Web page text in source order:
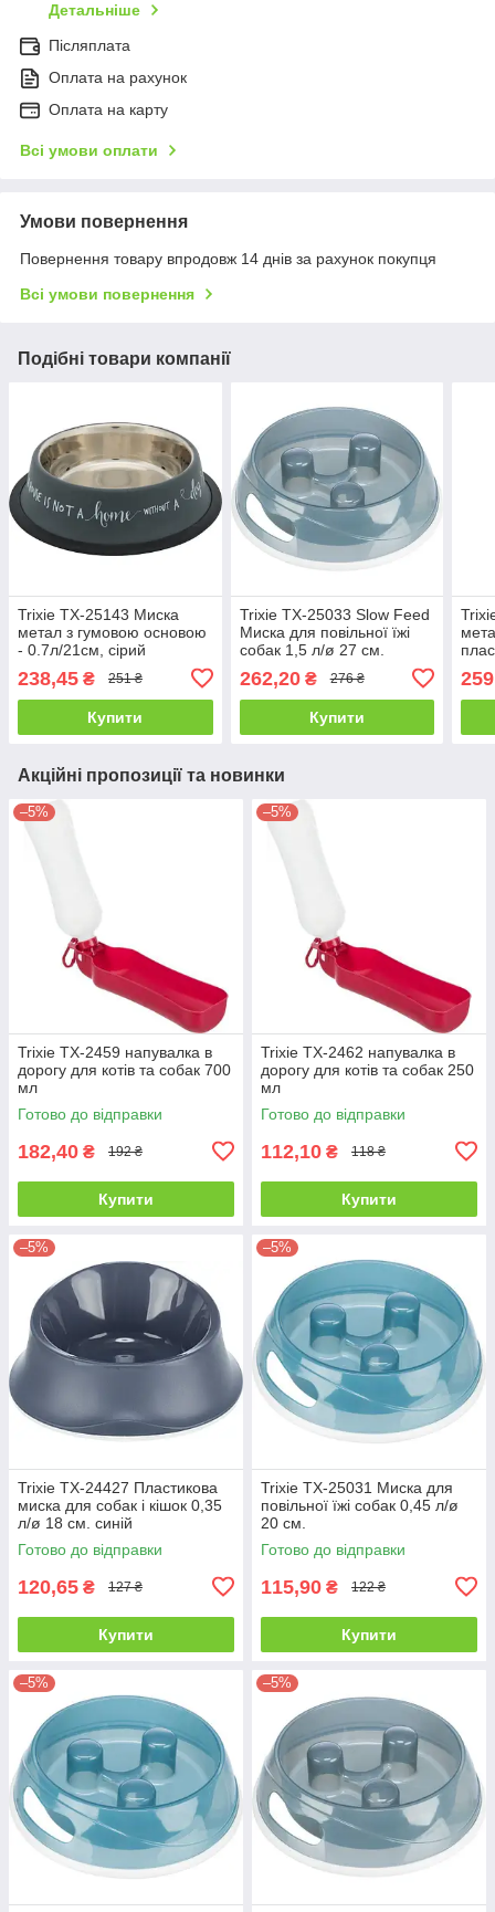
Детальніше
Післяплата
Оплата на рахунок
Оплата на карту
Всі умови оплати
Умови повернення
Повернення товару впродовж 14 днів за рахунок покупця
Всі умови повернення
Подібні товари компанії
Trixie TX-25143 Миска
метал з гумовою основою
- 0.7л/21см, сірий
238,45 ₴ 251 ₴
Купити
Trixie TX-25033 Slow Feed
Миска для повільної їжі
собак 1,5 л/ø 27 см.
262,20₴ 276 ₴
Купити
Акційні пропозиції та новинки
–5%
Trixie TX-2459 напувалка в
дорогу для котів та собак 700
мл
Готово до відправки
182,40 ₴ 192 ₴
Купити
–5%
Trixie TX-2462 напувалка в
дорогу для котів та собак 250
мл
Готово до відправки
112,10 ₴ 118 ₴
Купити
–5%
Trixie TX-24427 Пластикова
миска для собак і кішок 0,35
л/ø 18 см. синій
Готово до відправки
120,65 ₴ 127 ₴
Купити
–5%
Trixie TX-25031 Миска для
повільної їжі собак 0,45 л/ø
20 см.
Готово до відправки
115,90 ₴ 122 ₴
Купити
–5% –5%